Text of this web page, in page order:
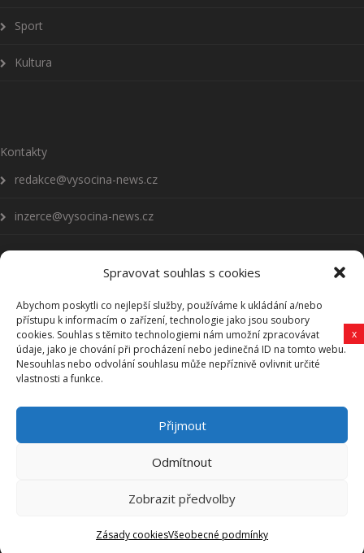
Spravovat souhlas s cookies
Abychom poskytli co nejlepší služby, používáme k ukládání a/nebo
přístupu k informacím o zařízení, technologie jako jsou soubory
cookies. Souhlas s těmito technologiemi nám umožní zpracovávat
údaje, jako je chování při procházení nebo jedinečná ID na tomto webu.
Nesouhlas nebo odvolání souhlasu může nepříznivě ovlivnit určité
vlastnosti a funkce.
Přijmout
Odmítnout
Zobrazit předvolby
Zásady cookiesVšeobecné podmínky
Sport
Kultura
Kontakty
redakce@vysocina-news.cz
inzerce@vysocina-news.cz
Přihlásit se k odběru novinek
Všeobecné podmínky
Vysočina-news.cz
Zpravodajství z Vysočiny
x